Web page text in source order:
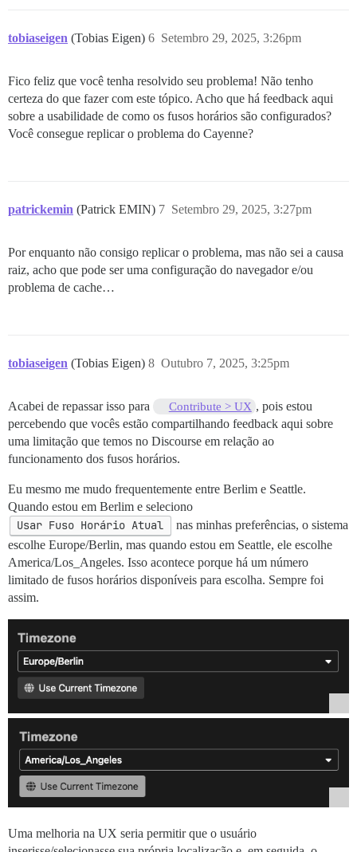
tobiaseigen (Tobias Eigen) Setembro 29, 2025, 3:26pm
6
Fico feliz que você tenha resolvido seu problema! Não tenho
certeza do que fazer com este tópico. Acho que há feedback aqui
sobre a usabilidade de como os fusos horários são configurados?
Você consegue replicar o problema do Cayenne?
patrickemin (Patrick EMIN) Setembro 29, 2025, 3:27pm
7
Por enquanto não consigo replicar o problema, mas não sei a causa
raiz, acho que pode ser uma configuração do navegador e/ou
problema de cache…
tobiaseigen (Tobias Eigen) Outubro 7, 2025, 3:25pm
8
Acabei de repassar isso para Contribute > UX , pois estou
percebendo que vocês estão compartilhando feedback aqui sobre
uma limitação que temos no Discourse em relação ao
funcionamento dos fusos horários.
Eu mesmo me mudo frequentemente entre Berlim e Seattle.
Quando estou em Berlim e seleciono
Usar Fuso Horário Atual
nas minhas preferências, o sistema
escolhe Europe/Berlin, mas quando estou em Seattle, ele escolhe
America/Los_Angeles. Isso acontece porque há um número
limitado de fusos horários disponíveis para escolha. Sempre foi
assim.
Uma melhoria na UX seria permitir que o usuário